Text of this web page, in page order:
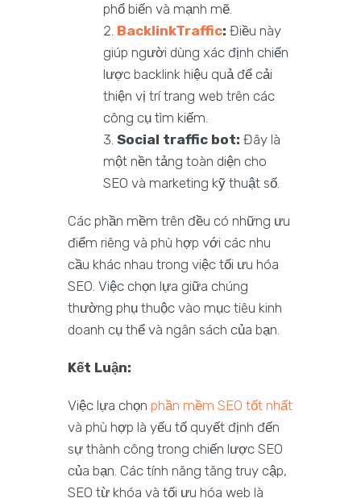
phổ biến và mạnh mẽ.
BacklinkTraffic: Điều này
giúp người dùng xác định chiến
lược backlink hiệu quả để cải
thiện vị trí trang web trên các
công cụ tìm kiếm.
Social traffic bot: Đây là
một nền tảng toàn diện cho
SEO và marketing kỹ thuật số.
Các phần mềm trên đều có những ưu
điểm riêng và phù hợp với các nhu
cầu khác nhau trong việc tối ưu hóa
SEO. Việc chọn lựa giữa chúng
thường phụ thuộc vào mục tiêu kinh
doanh cụ thể và ngân sách của bạn.
Kết Luận:
Việc lựa chọn phần mềm SEO tốt nhất
và phù hợp là yếu tố quyết định đến
sự thành công trong chiến lược SEO
của bạn. Các tính năng tăng truy cập,
SEO từ khóa và tối ưu hóa web là